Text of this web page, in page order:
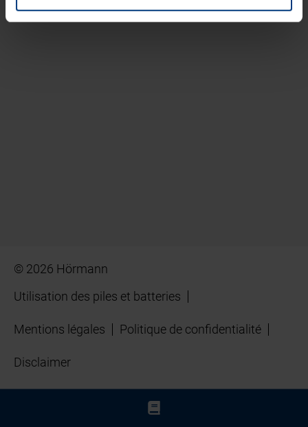
© 2026 Hörmann
Utilisation des piles et batteries
Mentions légales Politique de confidentialité
Disclaimer